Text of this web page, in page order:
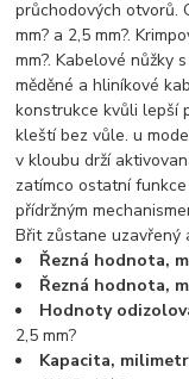
průchodových otvorů.
mm? a 2,5 mm?.
mm?. Kabelové nůžky
měděné a hliníkové
konstrukce kvůli lepší
kleští bez vůle. u
v kloubu drží
zatímco ostatní
přídržným
Břit zůstane uzavřený
Řezná hodnota,
Řezná hodnota,
Hodnoty
2,5 mm?
Kapacita,